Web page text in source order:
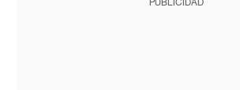
PUBLICIDAD